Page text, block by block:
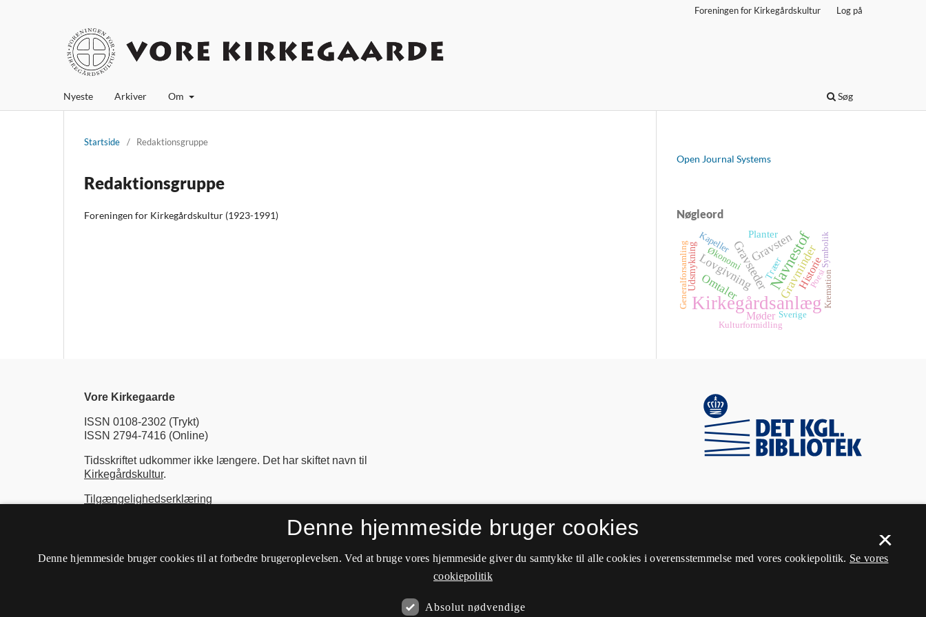
Nyeste Arkiver Om Søg
Foreningen for Kirkegårdskultur Log på
Startside / Redaktionsgruppe
Redaktionsgruppe
Foreningen for Kirkegårdskultur (1923-1991)
Open Journal Systems
Nøgleord
Kirkegårdsanlæg
Navnestof
Gravsteder
Lovgivning Gravminder
Gravsten
Omtaler
Møder
Historie
Planter
Udsmykning Træer
Økonomi
Kapeller
Sverige
Generalforsamling Kremation
Kulturformidling
Symbolik
Poesi
Vore Kirkegaarde
ISSN 0108-2302 (Trykt)
ISSN 2794-7416 (Online)
Tidsskriftet udkommer ikke længere. Det har skiftet navn til
Kirkegårdskultur.
Tilgængelighedserklæring
×
Denne hjemmeside bruger cookies
Denne hjemmeside bruger cookies til at forbedre brugeroplevelsen. Ved at bruge vores hjemmeside giver du samtykke til alle cookies i overensstemmelse med vores cookiepolitik. Se vores
cookiepolitik
Absolut nødvendige